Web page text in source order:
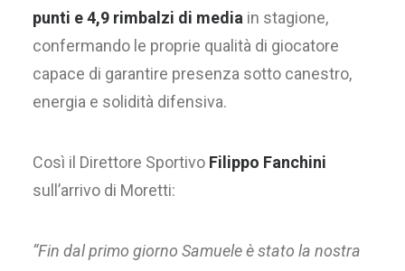
punti e 4,9 rimbalzi di media in stagione,
confermando le proprie qualità di giocatore
capace di garantire presenza sotto canestro,
energia e solidità difensiva.
Così il Direttore Sportivo Filippo Fanchini
sull’arrivo di Moretti:
“Fin dal primo giorno Samuele è stato la nostra